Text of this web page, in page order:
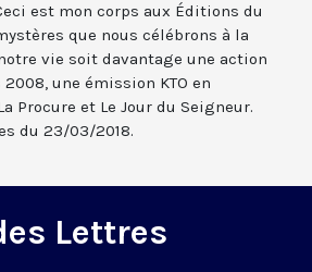
est mon corps aux Éditions du
que nous célébrons à la
vie soit davantage une action
une émission KTO en
Procure et Le Jour du Seigneur.
du 23/03/2018.
Lettres